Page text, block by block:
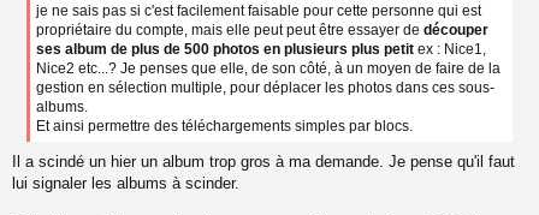
je ne sais pas si c'est facilement faisable pour cette personne qui est
propriétaire du compte, mais elle peut peut être essayer de découper
ses album de plus de 500 photos en plusieurs plus petit ex : Nice1,
Nice2 etc...? Je penses que elle, de son côté, à un moyen de faire de la
gestion en sélection multiple, pour déplacer les photos dans ces sous-
albums.
Et ainsi permettre des téléchargements simples par blocs.
Il a scindé un hier un album trop gros à ma demande. Je pense qu'il faut
lui signaler les albums à scinder.